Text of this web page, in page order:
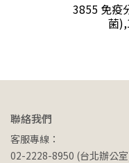
3855 免疫
菌
聯絡我們
客服專線：
02-2228-8950 (台北辦公